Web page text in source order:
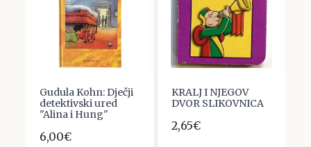
Gudula Kohn: Dječji
detektivski ured
"Alina i Hung"
6,00€
KRALJ I NJEGOV
DVOR SLIKOVNICA
2,65€